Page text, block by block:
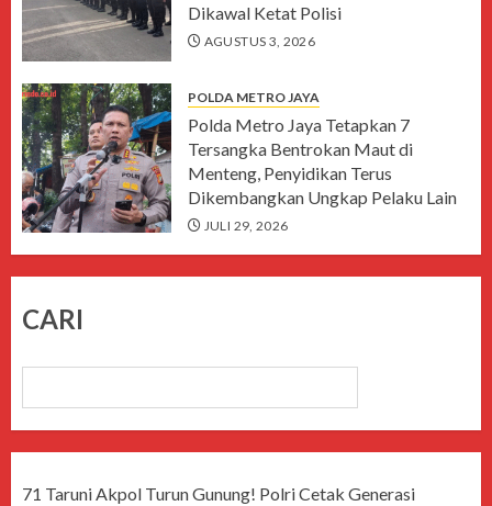
Dikawal Ketat Polisi
AGUSTUS 3, 2026
POLDA METRO JAYA
Polda Metro Jaya Tetapkan 7
Tersangka Bentrokan Maut di
Menteng, Penyidikan Terus
Dikembangkan Ungkap Pelaku Lain
JULI 29, 2026
CARI
71 Taruni Akpol Turun Gunung! Polri Cetak Generasi